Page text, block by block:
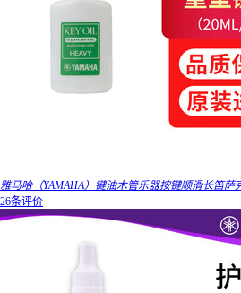
雅马哈（YAMAHA）键油木管乐器按键顺滑长笛萨
26条评价